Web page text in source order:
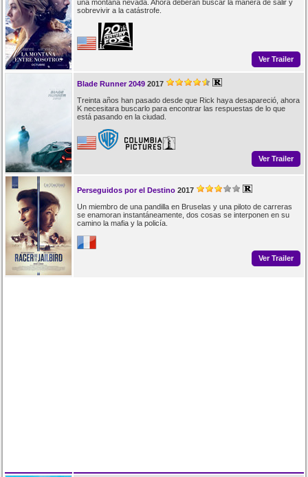
una montaña nevada. Ahora deberán buscar la manera de salir y
sobrevivir a la catástrofe.
Ver Trailer
Blade Runner 2049 2017
Treinta años han pasado desde que Rick haya desapareció, ahora
K necesitara buscarlo para encontrar las respuestas de lo que
está pasando en la ciudad.
Ver Trailer
Perseguidos por el Destino 2017
Un miembro de una pandilla en Bruselas y una piloto de carreras
se enamoran instantáneamente, dos cosas se interponen en su
camino la mafia y la policía.
Ver Trailer